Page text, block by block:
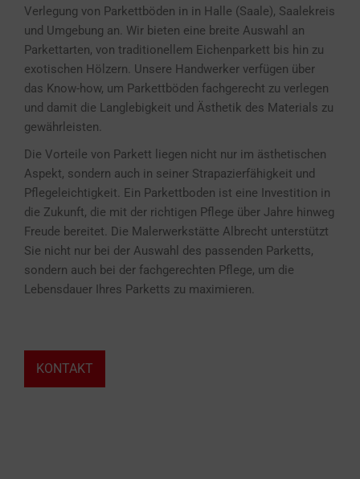
Verlegung von Parkettböden in in Halle (Saale), Saalekreis
und Umgebung an. Wir bieten eine breite Auswahl an
Parkettarten, von traditionellem Eichenparkett bis hin zu
exotischen Hölzern. Unsere Handwerker verfügen über
das Know-how, um Parkettböden fachgerecht zu verlegen
und damit die Langlebigkeit und Ästhetik des Materials zu
gewährleisten.
Die Vorteile von Parkett liegen nicht nur im ästhetischen
Aspekt, sondern auch in seiner Strapazierfähigkeit und
Pflegeleichtigkeit. Ein Parkettboden ist eine Investition in
die Zukunft, die mit der richtigen Pflege über Jahre hinweg
Freude bereitet. Die Malerwerkstätte Albrecht unterstützt
Sie nicht nur bei der Auswahl des passenden Parketts,
sondern auch bei der fachgerechten Pflege, um die
Lebensdauer Ihres Parketts zu maximieren.
KONTAKT